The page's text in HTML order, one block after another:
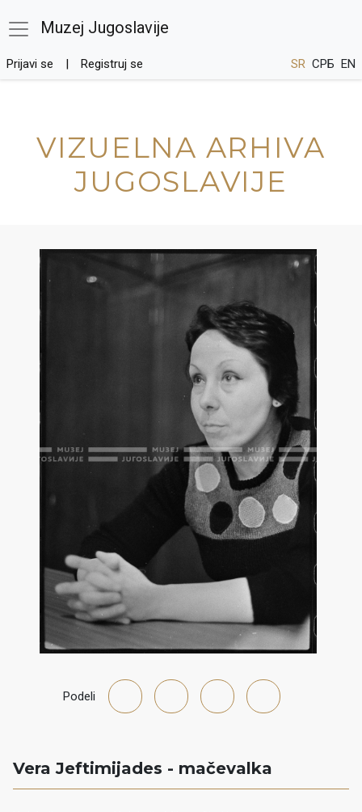
Muzej Jugoslavije
Prijavi se Registruj se SR СРБ EN
VIZUELNA ARHIVA
JUGOSLAVIJE
Podeli
Vera Jeftimijades - mačevalka